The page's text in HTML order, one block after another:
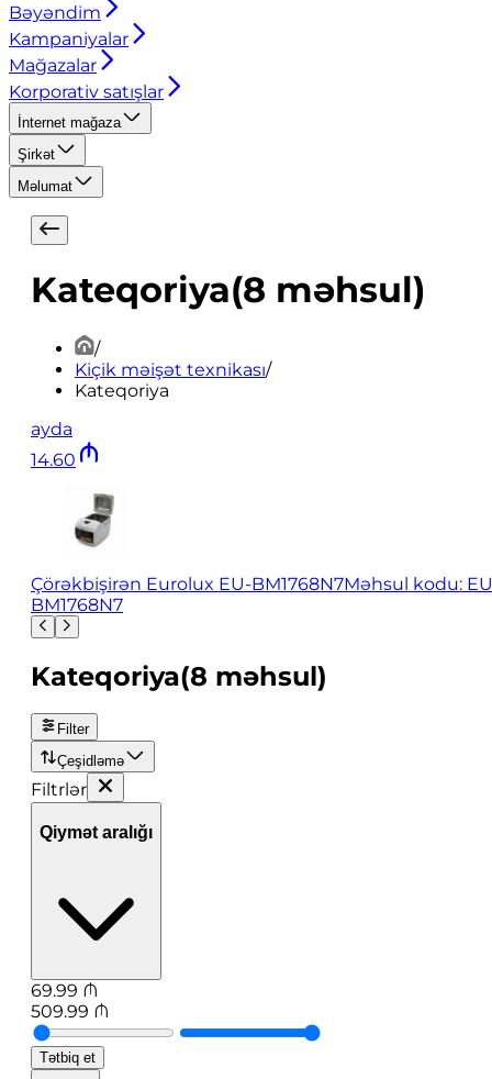
Bəyəndim
Kampaniyalar
Mağazalar
Korporativ satışlar
İnternet mağaza
Şirkət
Məlumat
Kateqoriya(8 məhsul)
/
Kiçik məişət texnikası/
Kateqoriya
ayda
14.60
Çörəkbişirən Eurolux EU-BМ1768N7Məhsul kodu:
BМ1768N7
Kateqoriya(8 məhsul)
Filter
Çeşidləmə
Filtrlər
Qiymət aralığı
69.99 ₼
509.99 ₼
Tətbiq et